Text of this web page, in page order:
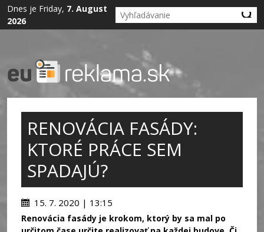
Dnes je Friday, 7. August
2026
RENOVÁCIA FASÁDY:
KTORÉ PRÁCE SEM
SPADAJÚ?
15. 7. 2020 | 13:15
Renovácia fasády je krokom, ktorý by sa mal po